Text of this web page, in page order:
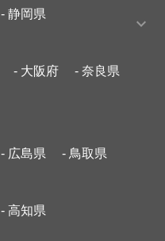
- 静岡県
- 大阪府
- 奈良県
- 広島県 - 鳥取県
- 高知県